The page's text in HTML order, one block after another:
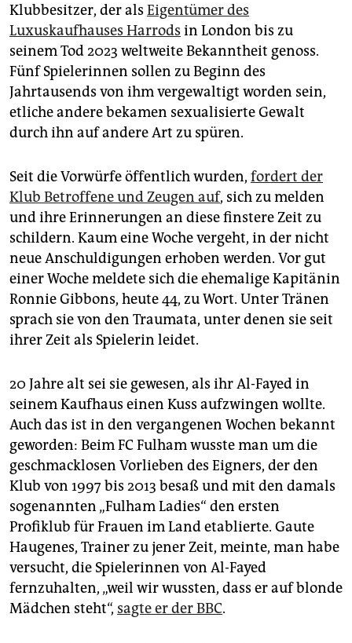
Klubbesitzer, der als Eigentümer des
Luxuskaufhauses Harrods in London bis zu
seinem Tod 2023 weltweite Bekanntheit genoss.
Fünf Spielerinnen sollen zu Beginn des
Jahrtausends von ihm vergewaltigt worden sein,
etliche andere bekamen sexualisierte Gewalt
durch ihn auf andere Art zu spüren.
Seit die Vorwürfe öffentlich wurden, fordert der
Klub Betroffene und Zeugen auf, sich zu melden
und ihre Erinnerungen an diese finstere Zeit zu
schildern. Kaum eine Woche vergeht, in der nicht
neue Anschuldigungen erhoben werden. Vor gut
einer Woche meldete sich die ehemalige Kapitänin
Ronnie Gibbons, heute 44, zu Wort. Unter Tränen
sprach sie von den Traumata, unter denen sie seit
ihrer Zeit als Spielerin leidet.
20 Jahre alt sei sie gewesen, als ihr Al-Fayed in
seinem Kaufhaus einen Kuss aufzwingen wollte.
Auch das ist in den vergangenen Wochen bekannt
geworden: Beim FC Fulham wusste man um die
geschmacklosen Vorlieben des Eigners, der den
Klub von 1997 bis 2013 besaß und mit den damals
sogenannten „Fulham Ladies“ den ersten
Profiklub für Frauen im Land etablierte. Gaute
Haugenes, Trainer zu jener Zeit, meinte, man habe
versucht, die Spielerinnen von Al-Fayed
fernzuhalten, „weil wir wussten, dass er auf blonde
Mädchen steht“, sagte er der BBC.